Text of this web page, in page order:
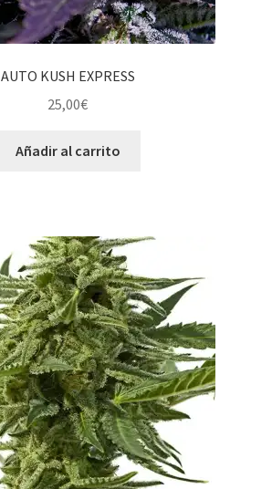
AUTO KUSH EXPRESS
25,00€
Añadir al carrito